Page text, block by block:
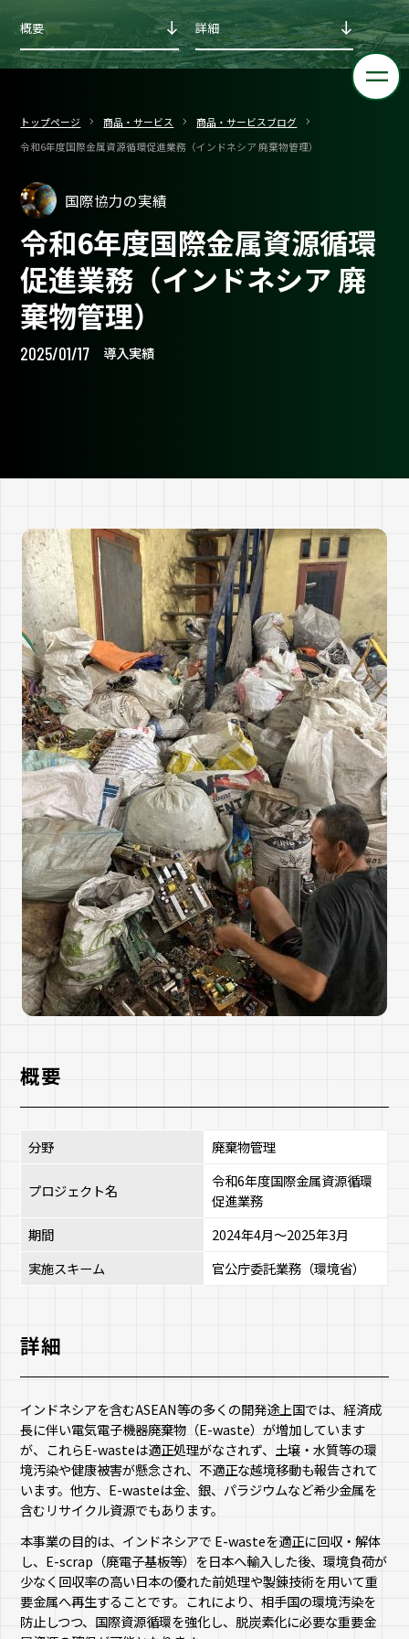
トップページ 商品・サービス
商品・サービスブログ
令和6年度国際金属資源循環促進業務（インドネシア 廃棄物管理）
国際協力の実績
令和6年度国際金属資源循環
促進業務（インドネシア 廃
棄物管理）
2025/01/17 導入実績
概要 詳細
概要
分野 廃棄物管理
プロジェクト名
令和6年度国際金属資源循環
促進業務
期間
2024年4月～2025年3月
実施スキーム
官公庁委託業務（環境省）
詳細
インドネシアを含むASEAN等の多くの開発途上国では、経済成
長に伴い電気電子機器廃棄物（E-waste）が増加しています
が、これらE-wasteは適正処理がなされず、土壌・水質等の環
境汚染や健康被害が懸念され、不適正な越境移動も報告されて
います。他方、E-wasteは金、銀、パラジウムなど希少金属を
含むリサイクル資源でもあります。
本事業の目的は、インドネシアで E-wasteを適正に回収・解体
し、E-scrap（廃電子基板等）を日本へ輸入した後、環境負荷が
少なく回収率の高い日本の優れた前処理や製錬技術を用いて重
要金属へ再生することです。これにより、相手国の環境汚染を
防止しつつ、国際資源循環を強化し、脱炭素化に必要な重要金